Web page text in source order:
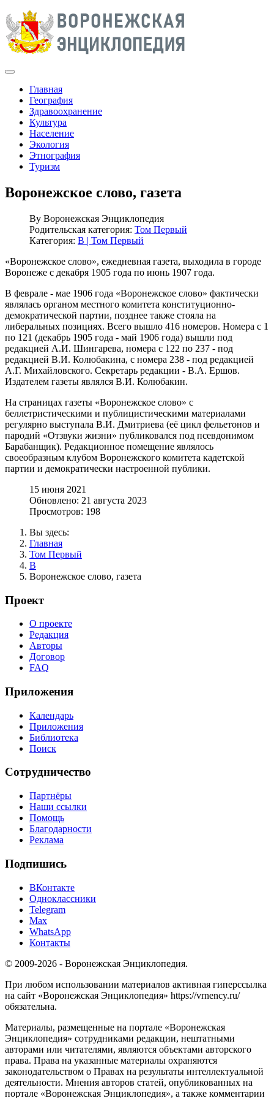
Главная
География
Здравоохранение
Культура
Население
Экология
Этнография
Туризм
Воронежское слово, газета
By Воронежская Энциклопедия
Родительская категория: Том Первый
Категория: В | Том Первый
«Воронежское слово», ежедневная газета, выходила в городе
Воронеже с декабря 1905 года по июнь 1907 года.
В феврале - мае 1906 года «Воронежское слово» фактически
являлась органом местного комитета конституционно-
демократической партии, позднее также стояла на
либеральных позициях. Всего вышло 416 номеров. Номера с 1
по 121 (декабрь 1905 года - май 1906 года) вышли под
редакцией А.И. Шингарева, номера с 122 по 237 - под
редакцией В.И. Колюбакина, с номера 238 - под редакцией
А.Г. Михайловского. Секретарь редакции - В.А. Ершов.
Издателем газеты являлся В.И. Колюбакин.
На страницах газеты «Воронежское слово» с
беллетристическими и публицистическими материалами
регулярно выступала В.И. Дмитриева (её цикл фельетонов и
пародий «Отзвуки жизни» публиковался под псевдонимом
Барабанщик). Редакционное помещение являлось
своеобразным клубом Воронежского комитета кадетской
партии и демократически настроенной публики.
15 июня 2021
Обновлено: 21 августа 2023
Просмотров: 198
Вы здесь:
Главная
Том Первый
В
Воронежское слово, газета
Проект
О проекте
Редакция
Авторы
Договор
FAQ
Приложения
Календарь
Приложения
Библиотека
Поиск
Сотрудничество
Партнёры
Наши ссылки
Помощь
Благодарности
Реклама
Подпишись
ВКонтакте
Одноклассники
Telegram
Max
WhatsApp
Контакты
© 2009-2026 - Воронежская Энциклопедия.
При любом использовании материалов активная гиперссылка
на сайт «Воронежская Энциклопедия» https://vrnency.ru/
обязательна.
Материалы, размещенные на портале «Воронежская
Энциклопедия» сотрудниками редакции, нештатными
авторами или читателями, являются объектами авторского
права. Права на указанные материалы охраняются
законодательством о Правах на результаты интеллектуальной
деятельности. Мнения авторов статей, опубликованных на
портале «Воронежская Энциклопедия», а также комментарии